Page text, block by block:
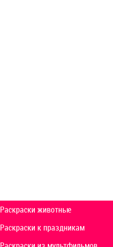
Раскраски животные
Раскраски к праздникам